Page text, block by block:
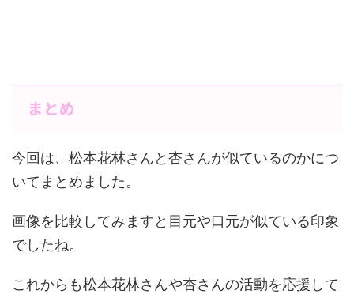
まとめ
今回は、松本花林さんと杏さんが似ているのかにつ
いてまとめました。
画像を比較してみますと目元や口元が似ている印象
でしたね。
これからも松本花林さんや杏さんの活動を応援して